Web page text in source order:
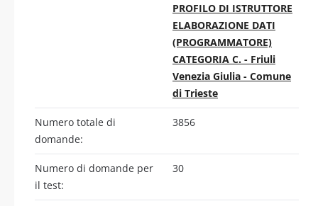
PROFILO DI ISTRUTTORE
ELABORAZIONE DATI
(PROGRAMMATORE)
CATEGORIA C. - Friuli
Venezia Giulia - Comune
di Trieste
Numero totale di
domande:
3856
Numero di domande per
il test:
30